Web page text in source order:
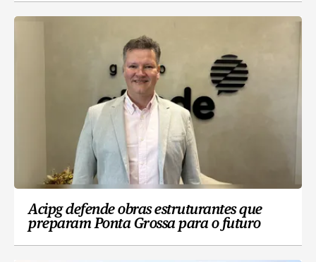
Acipg defende obras estruturantes que
preparam Ponta Grossa para o futuro